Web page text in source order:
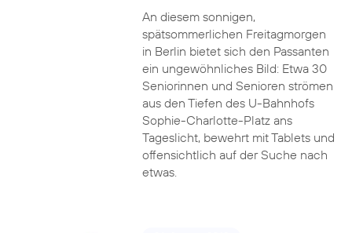
An diesem sonnigen,
spätsommerlichen Freitagmorgen
in Berlin bietet sich den Passanten
ein ungewöhnliches Bild: Etwa 30
Seniorinnen und Senioren strömen
aus den Tiefen des U-Bahnhofs
Sophie-Charlotte-Platz ans
Tageslicht, bewehrt mit Tablets und
offensichtlich auf der Suche nach
etwas.